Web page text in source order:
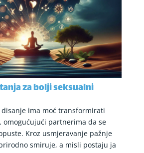
za bolji seksualni
disanje ima moć transformirati
partnerima da se
Kroz usmjeravanje pažnje
smiruje, a misli postaju ja